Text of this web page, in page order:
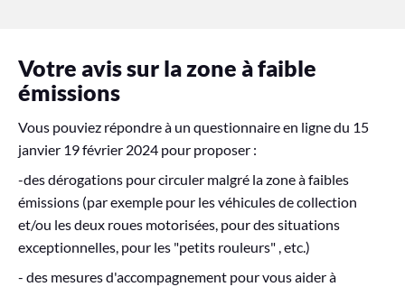
Votre avis sur la zone à faible
émissions
Vous pouviez répondre à un questionnaire en lignedu 15
janvier 19 février 2024 pour proposer :
-des dérogations pour circuler malgré la zone à faibles
émissions (par exemple pour les véhicules de collection
et/ou les deux roues motorisées, pour des situations
exceptionnelles, pour les "petits rouleurs" , etc.)
- des mesures d'accompagnement pour vous aider à